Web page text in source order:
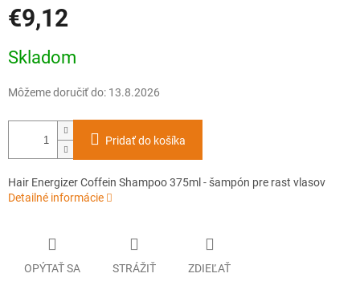
€9,12
cena:
Skladom
Môžeme doručiť do: 13.8.2026
Pridať do košíka
Hair Energizer Coffein Shampoo 375ml - šampón pre rast vlasov
Detailné informácie
OPÝTAŤ SA STRÁŽIŤ ZDIEĽAŤ